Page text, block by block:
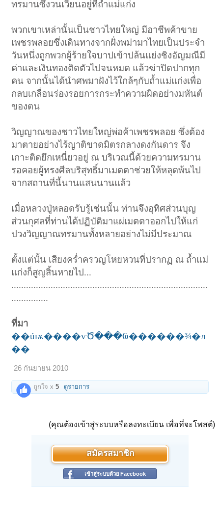
ทรมานซึ่งวนเวียนอยู่ที่ถ้ำแม่แก่ง
พวกเขาเหล่านั้นเป็นชาวไทยใหญ่ มีอาชีพค้าขาย
เพชรพลอยซึ่งเดินทางจากฝั่งพม่ามาไทยเป็นประจำ
วันหนึ่งถูกพวกผู้ร้ายใจบาปเข้าปล้นแย่งชิงอัญมณีมี
ค่าและเงินทองติดตัวไปจนหมด แล้วฆ่าปิดปากทุก
คน จากนั้นได้นำศพมาฝังไว้ใกล้ๆกับถ้ำแม่แก่งเพื่อ
กลบเกลื่อนร่องรอยการกระทำความผิดอย่างมหันต์
ของตน
วิญญาณของชาวไทยใหญ่พ่อค้าเพชรพลอย ซึ่งต้อง
มาตายอย่างไร้ญาติขาดมิตรกลางดงกันดาร จึง
เกาะติดยึกเหนี่ยวอยู่ ณ บริเวณนี้ด้วยความทรมาน
รอคอยผู้ทรงศีลบริสุทธิ์มาเมตตาช่วยให้หลุดพ้นไป
จากสถานที่นี้นานแสนนานแล้ว
เมื่อหลวงปู่หลอดรับรู้เช่นนั้น ท่านจึงอุทิศส่วนบุญ
ส่วนกุศลที่ท่านได้ปฏิบัติมาแผ่เมตตาออกไปให้แก่
ปวงวิญญาณทรมานทั้งหลายอย่างไม่มีประมาณ
ตั้งแต่นั้น เสียงคร่ำครวญโหยหวนที่ปรากฏ ณ ถ้ำแม่
แก่งก็สูญสิ้นหายไป...
................................................................................
...............
ที่มา
��úѭ����ѵԾ���Ҩ������¾�л
��
26 กันยายน 2010
ถูกใจ x5 ดูรายการ
(คุณต้องเข้าสู่ระบบหรือลงทะเบียน เพื่อที่จะโพสต์)
สมัครสมาชิก
เข้าสู่ระบบด้วย Facebook